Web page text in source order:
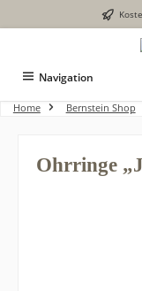
Navigation
Home Bernstein Shop
Ohrringe